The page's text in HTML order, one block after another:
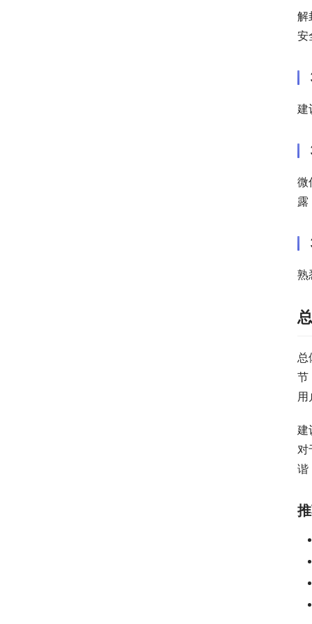
解
安
建
微
露
熟
总
节
用
建
对
谐